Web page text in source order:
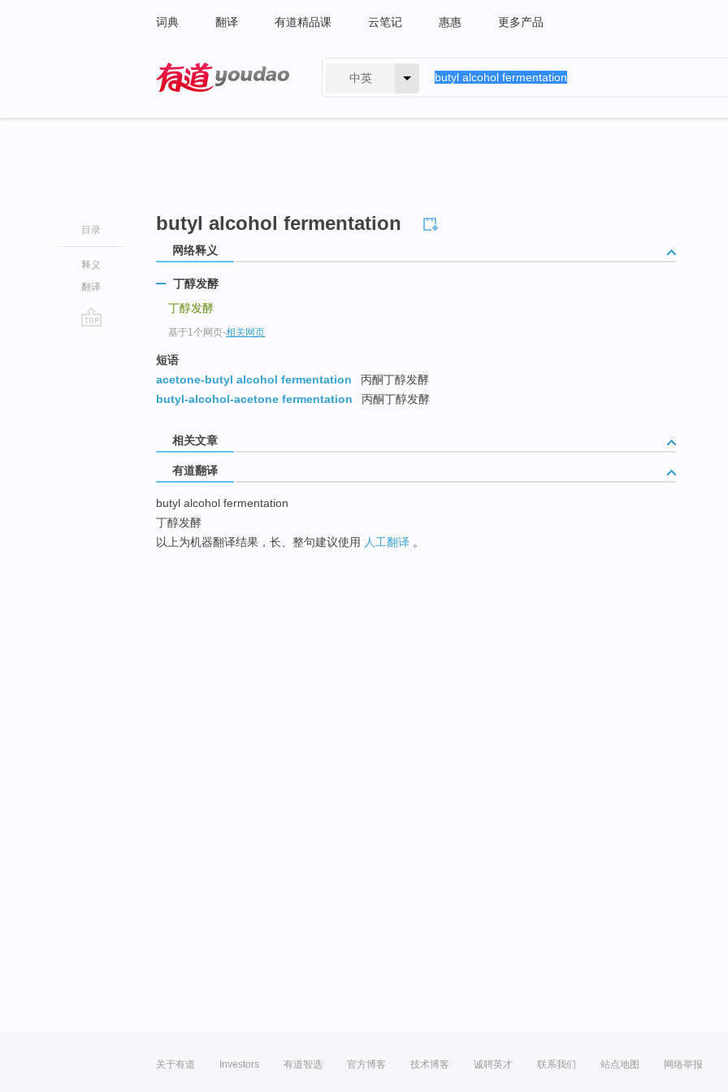
词典 翻译 有道精品课 云笔记 惠惠 更多产品
中英
目录
释义
翻译
butyl alcohol fermentation
网络释义
丁醇发酵
丁醇发酵
基于1个网页-相关网页
短语
acetone-butyl alcohol fermentation
丙酮丁醇发酵
butyl-alcohol-acetone fermentation
丙酮丁醇发酵
相关文章
有道翻译
butyl alcohol fermentation
丁醇发酵
以上为机器翻译结果，长、整句建议使用 人工翻译 。
关于有道 Investors 有道智选 官方博客 技术博客 诚聘英才 联系我们 站点地图 网络举报